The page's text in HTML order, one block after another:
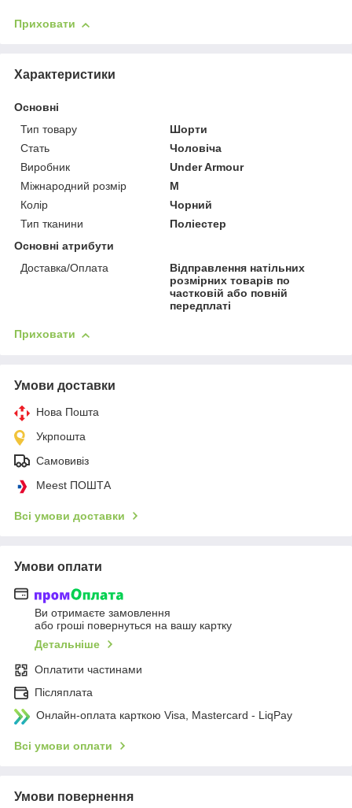
Приховати
Характеристики
Основні
Тип товару
Шорти
Стать
Чоловіча
Виробник
Under Armour
Міжнародний розмір
M
Колір
Чорний
Тип тканини
Поліестер
Основні атрибути
Доставка/Оплата
Відправлення натільних
розмірних товарів по
частковій або повній
передплаті
Приховати
Умови доставки
Нова Пошта
Укрпошта
Самовивіз
Meest ПОШТА
Всі умови доставки
Умови оплати
Ви отримаєте замовлення
або гроші повернуться на вашу картку
Детальніше
Оплатити частинами
Післяплата
Онлайн-оплата карткою Visa, Mastercard - LiqPay
Всі умови оплати
Умови повернення